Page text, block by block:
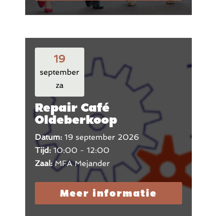
19
september
za
Repair Café
Oldeberkoop
Datum: 19 september 2026
Tijd: 10:00 - 12:00
Zaal:MFA Mejander
Meer informatie